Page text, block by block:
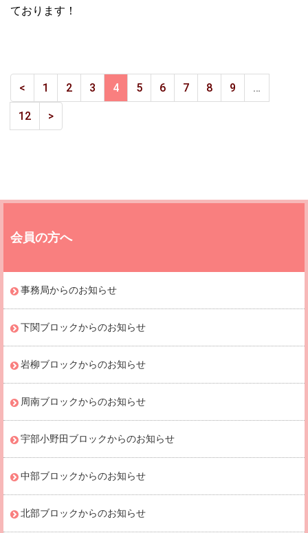
ております！
< 1 2 3 4 5 6 7 8 9 …
12 >
会員の方へ
事務局からのお知らせ
下関ブロックからのお知らせ
岩柳ブロックからのお知らせ
周南ブロックからのお知らせ
宇部小野田ブロックからのお知らせ
中部ブロックからのお知らせ
北部ブロックからのお知らせ